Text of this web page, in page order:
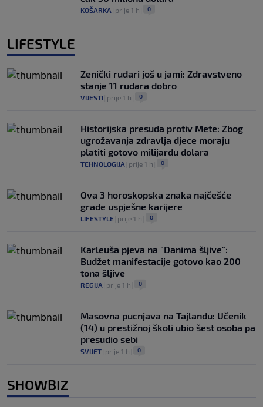
KOŠARKA prije 1 h 0
LIFESTYLE
Zenički rudari još u jami: Zdravstveno
stanje 11 rudara dobro
VIJESTI prije 1 h 0
Historijska presuda protiv Mete: Zbog
ugrožavanja zdravlja djece moraju
platiti gotovo milijardu dolara
TEHNOLOGIJA prije 1 h 0
Ova 3 horoskopska znaka najčešće
grade uspješne karijere
LIFESTYLE prije 1 h 0
Karleuša pjeva na "Danima šljive":
Budžet manifestacije gotovo kao 200
tona šljive
REGIJA prije 1 h 0
Masovna pucnjava na Tajlandu: Učenik
(14) u prestižnoj školi ubio šest osoba pa
presudio sebi
SVIJET prije 1 h 0
SHOWBIZ